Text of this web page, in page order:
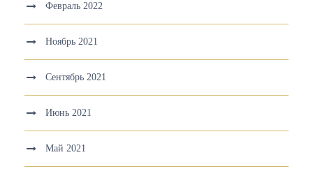
Февраль 2022
Ноябрь 2021
Сентябрь 2021
Июнь 2021
Май 2021